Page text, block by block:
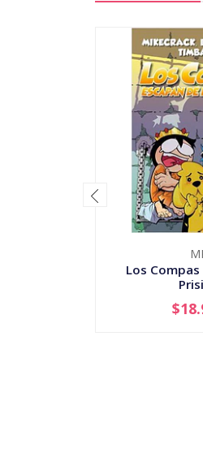
Los Compas